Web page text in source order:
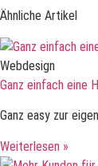
Ähnliche Artikel
Webdesign
Ganz einfach eine
Ganz easy zur
Weiterlesen »